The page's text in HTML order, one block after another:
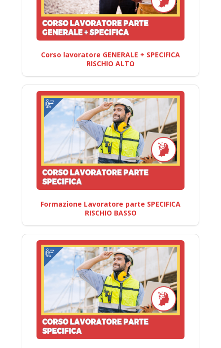
Corso lavoratore GENERALE + SPECIFICA
RISCHIO ALTO
Formazione Lavoratore parte SPECIFICA
RISCHIO BASSO